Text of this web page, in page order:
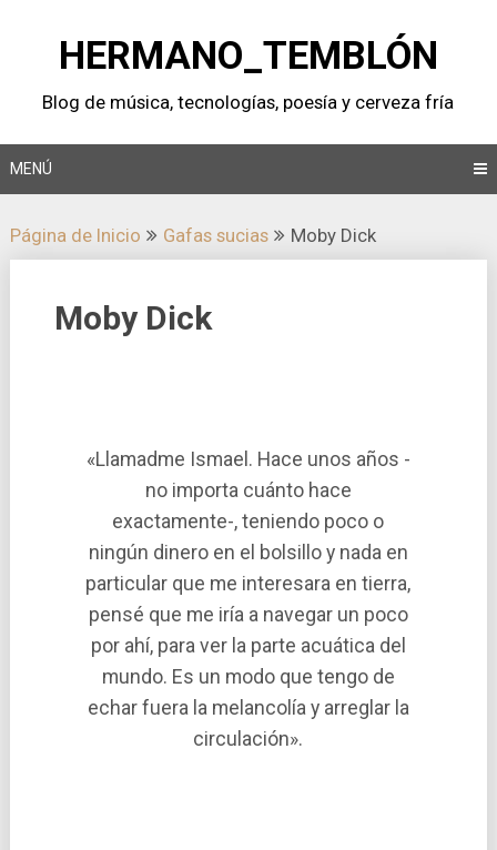
contenidoHERMANO_TEMBLÓN
Blog de música, tecnologí­as, poesí­a y cerveza frí­a
MENÚ
Página de Inicio Gafas sucias Moby Dick
Moby Dick
«Llamadme Ismael. Hace unos años -
no importa cuánto hace
exactamente-, teniendo poco o
ningún dinero en el bolsillo y nada en
particular que me interesara en tierra,
pensé que me irí­a a navegar un poco
por ahí­, para ver la parte acuática del
mundo. Es un modo que tengo de
echar fuera la melancolí­a y arreglar la
circulación».